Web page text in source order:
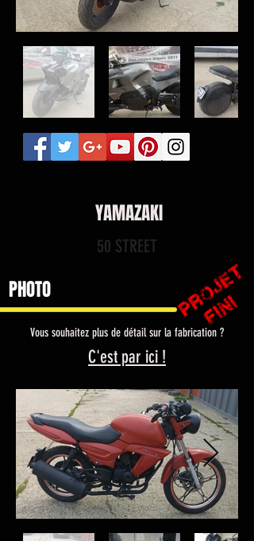
YAMAZAKI
PHOTO
50 STREET
Vous souhaitez plus de détail sur la fabrication ?
C'est par ici !